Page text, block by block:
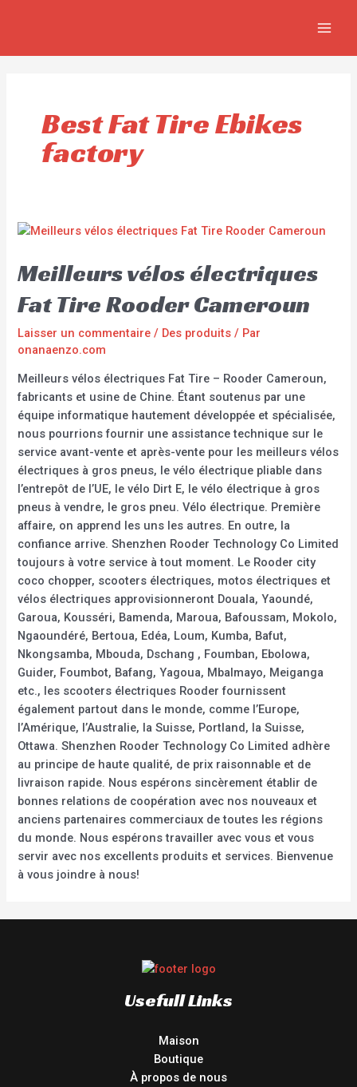
Best Fat Tire Ebikes
factory
Meilleurs vélos électriques
Fat Tire Rooder Cameroun
Laisser un commentaire / Des produits / Par
onanaenzo.com
Meilleurs vélos électriques Fat Tire – Rooder Cameroun,
fabricants et usine de Chine. Étant soutenus par une
équipe informatique hautement développée et spécialisée,
nous pourrions fournir une assistance technique sur le
service avant-vente et après-vente pour les meilleurs vélos
électriques à gros pneus, le vélo électrique pliable dans
l’entrepôt de l’UE, le vélo Dirt E, le vélo électrique à gros
pneus à vendre, le gros pneu. Vélo électrique. Première
affaire, on apprend les uns les autres. En outre, la
confiance arrive. Shenzhen Rooder Technology Co Limited
toujours à votre service à tout moment. Le Rooder city
coco chopper, scooters électriques, motos électriques et
vélos électriques approvisionneront Douala, Yaoundé,
Garoua, Kousséri, Bamenda, Maroua, Bafoussam, Mokolo,
Ngaoundéré, Bertoua, Edéa, Loum, Kumba, Bafut,
Nkongsamba, Mbouda, Dschang , Foumban, Ebolowa,
Guider, Foumbot, Bafang, Yagoua, Mbalmayo, Meiganga
etc., les scooters électriques Rooder fournissent
également partout dans le monde, comme l’Europe,
l’Amérique, l’Australie, la Suisse, Portland, la Suisse,
Ottawa. Shenzhen Rooder Technology Co Limited adhère
au principe de haute qualité, de prix raisonnable et de
livraison rapide. Nous espérons sincèrement établir de
bonnes relations de coopération avec nos nouveaux et
anciens partenaires commerciaux de toutes les régions
du monde. Nous espérons travailler avec vous et vous
servir avec nos excellents produits et services. Bienvenue
à vous joindre à nous!
Usefull Links
Maison
Boutique
À propos de nous